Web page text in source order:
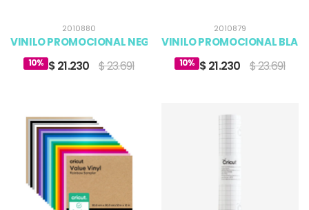
2010880
VINILO PROMOCIONAL NEGRO CRICUT 12 X 35 FT (1)
10% $ 21.230 $ 23.691
2010879
VINILO PROMOCIONAL
10% $ 21.230 $ 23.691